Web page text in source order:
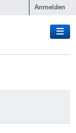
Anmelden